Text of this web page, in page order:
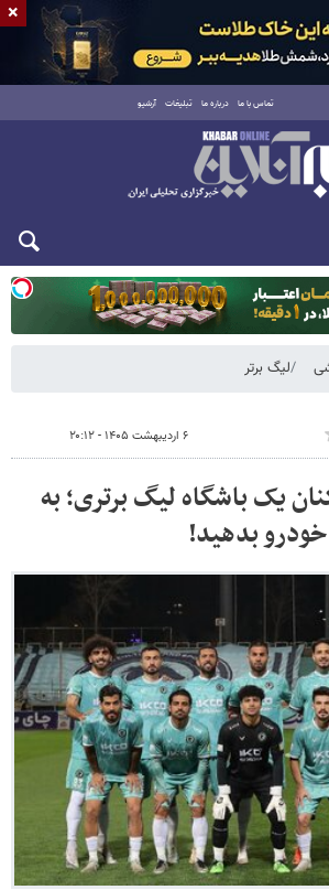
تماس با ما درباره ما تبلیغات آرشیو
۱۸ مرداد ۱۴۰۵
لیگ برتر
۶ اردیبهشت ۱۴۰۵ - ۲۰:۱۲
یک باشگاه لیگ برتری؛ به
بدهید!
×